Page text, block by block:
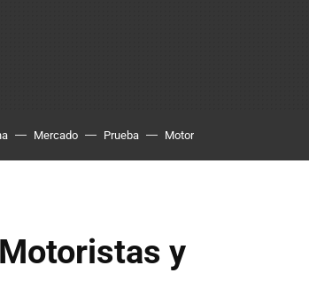
Mercado Prueba Motor
y